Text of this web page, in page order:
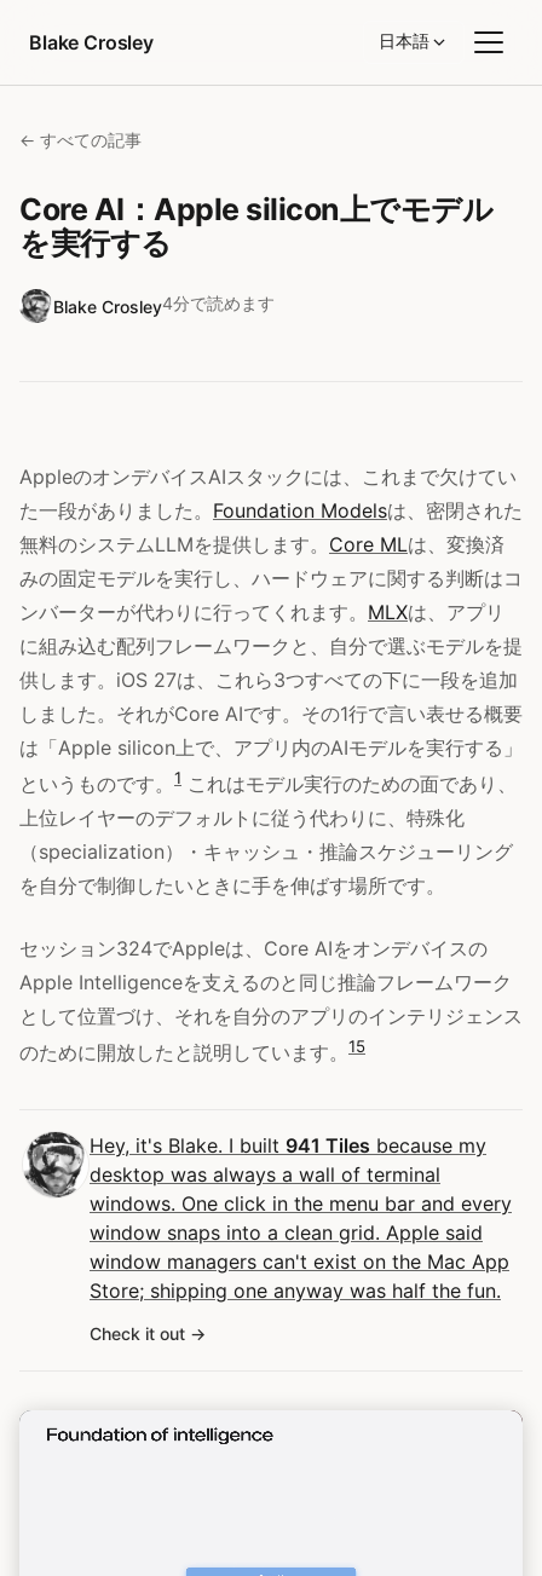
Blake Crosley
日本語
← すべての記事
Core AI：Apple silicon上でモデル
を実行する
Blake Crosley4分で読めます
AppleのオンデバイスAIスタックには、これまで欠けてい
た一段がありました。 Foundation Modelsは、密閉された
無料のシステムLLMを提供します。 Core MLは、変換済
みの固定モデルを実行し、ハードウェアに関する判断はコ
ンバーターが代わりに行ってくれます。 MLXは、アプリ
に組み込む配列フレームワークと、自分で選ぶモデルを提
供します。iOS 27は、これら3つすべての下に一段を追加
しました。それがCore AIです。その1行で言い表せる概要
は「Apple silicon上で、アプリ内のAIモデルを実行する」
というものです。
1 これはモデル実行のための面であり、
上位レイヤーのデフォルトに従う代わりに、特殊化
（specialization）・キャッシュ・推論スケジューリング
を自分で制御したいときに手を伸ばす場所です。
セッション324でAppleは、Core AIをオンデバイスの
Apple Intelligenceを支えるのと同じ推論フレームワーク
として位置づけ、それを自分のアプリのインテリジェンス
のために開放したと説明しています。
15
Hey, it's Blake. I built 941 Tiles because my
desktop was always a wall of terminal
windows. One click in the menu bar and every
window snaps into a clean grid. Apple said
window managers can't exist on the Mac App
Store; shipping one anyway was half the fun.
Check it out